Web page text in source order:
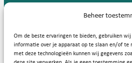
Beheer
Om de beste ervaringen te bieden, gebruiken
informatie over je apparaat op te slaan en/of te
met deze technologieën kunnen wij gegevens
Groningen